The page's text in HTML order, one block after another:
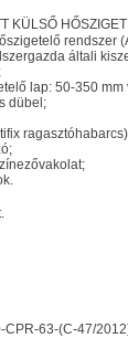
KÜLSŐ
rendszer
általi
lap: 50-350
dübel;
CPR-63-(C-47/